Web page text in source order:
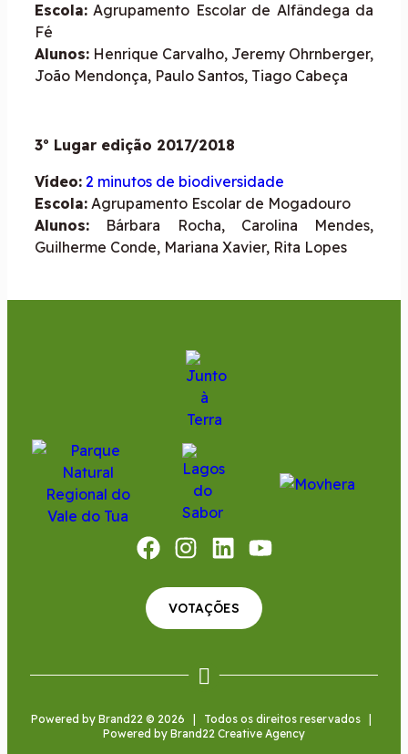
Escola: Agrupamento Escolar de Alfândega da
Fé
Alunos: Henrique Carvalho, Jeremy Ohrnberger,
João Mendonça, Paulo Santos, Tiago Cabeça
3º Lugar edição 2017/2018
Vídeo: 2 minutos de biodiversidade
Escola: Agrupamento Escolar de Mogadouro
Alunos: Bárbara Rocha, Carolina Mendes,
Guilherme Conde, Mariana Xavier, Rita Lopes
VOTAÇÕES
Powered by Brand22 © 2026 | Todos os direitos reservados |
Powered by Brand22 Creative Agency